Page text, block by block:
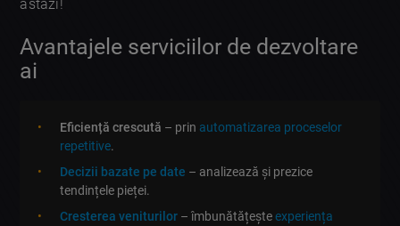
astăzi!
Avantajele serviciilor de dezvoltare
ai
Eficiență crescută – prin automatizarea proceselor
repetitive.
Decizii bazate pe date – analizează și prezice
tendințele pieței.
Cresterea veniturilor – îmbunătățeșteexperiența